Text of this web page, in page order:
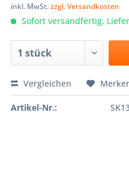
inkl. MwSt.zzgl. Versandkosten
Sofort versandfertig,
Vergleichen
Artikel-Nr.: